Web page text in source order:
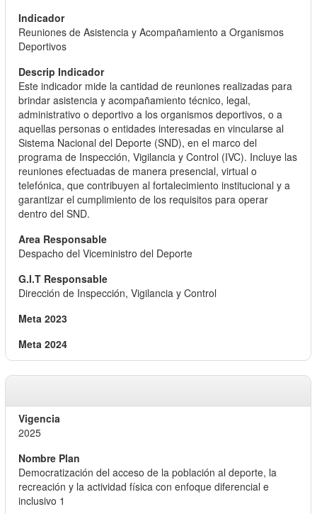
Reuniones de Asistencia y Acompañamiento a Organismos
Deportivos
Este indicador mide la cantidad de reuniones realizadas para
brindar asistencia y acompañamiento técnico, legal,
administrativo o deportivo a los organismos deportivos, o a
aquellas personas o entidades interesadas en vincularse al
Sistema Nacional del Deporte (SND), en el marco del
programa de Inspección, Vigilancia y Control (IVC). Incluye las
reuniones efectuadas de manera presencial, virtual o
telefónica, que contribuyen al fortalecimiento institucional y a
garantizar el cumplimiento de los requisitos para operar
dentro del SND.
Despacho del Viceministro del Deporte
Dirección de Inspección, Vigilancia y Control
2025
Democratización del acceso de la población al deporte, la
recreación y la actividad física con enfoque diferencial e
inclusivo 1